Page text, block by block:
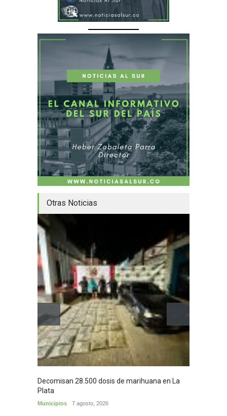
Otras Noticias
Decomisan 28.500 dosis de marihuana en La
Plata
Municipios 7 agosto, 2026